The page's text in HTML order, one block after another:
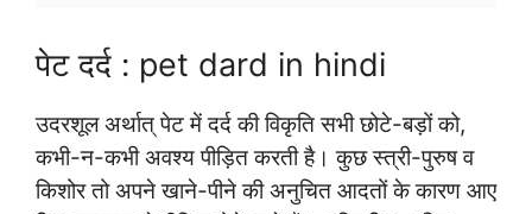
पेट दर्द : pet dard in hindi
उदरशूल अर्थात् पेट में दर्द की विकृति सभी छोटे-बड़ों को,
कभी-न-कभी अवश्य पीड़ित करती है। कुछ स्त्री-पुरुष व
किशोर तो अपने खाने-पीने की अनुचित आदतों के कारण आए